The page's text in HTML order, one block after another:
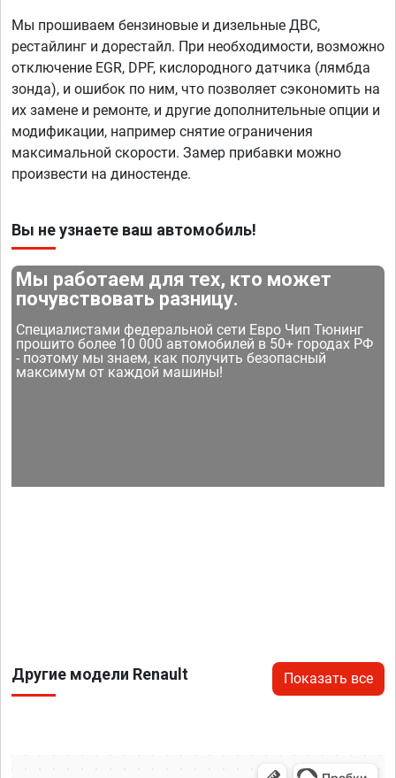
Мы прошиваем бензиновые и дизельные ДВС,
рестайлинг и дорестайл. При необходимости, возможно
отключение EGR, DPF, кислородного датчика (лямбда
зонда), и ошибок по ним, что позволяет сэкономить на
их замене и ремонте, и другие дополнительные опции и
модификации, например снятие ограничения
максимальной скорости. Замер прибавки можно
произвести на диностенде.
Вы не узнаете ваш автомобиль!
Мы работаем для тех, кто может
почувствовать разницу.
Специалистами федеральной сети Евро Чип Тюнинг
прошито более 10 000 автомобилей в 50+ городах РФ
- поэтому мы знаем, как получить безопасный
максимум от каждой машины!
Другие модели Renault Показать все